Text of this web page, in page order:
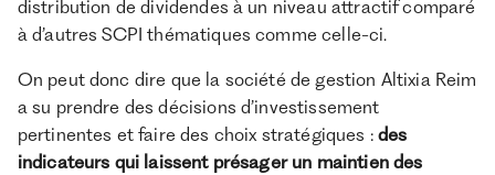
distribution de dividendes à un niveau attractif comparé
à d’autres SCPI thématiques comme celle-ci.
On peut donc dire que la société de gestion Altixia Reim
a su prendre des décisions d’investissement
pertinentes et faire des choix stratégiques : des
indicateurs qui laissent présager un maintien des